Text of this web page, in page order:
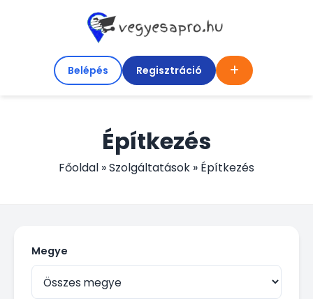
Belépés Regisztráció
Építkezés
Főoldal »Szolgáltatások » Építkezés
Megye